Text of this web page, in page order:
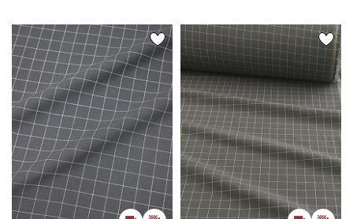
Уход:
- стирка до 30-40C;
- противопоказано употребление отбеливателей;
- сушить в расправленном, подвешенном состоянии (не
пересушивать).
Цветопередача может отличаться от оригинального цвета
ткани в зависимости от настроек вашего монитора и в
зависимости от партии тон ткани может отличаться.